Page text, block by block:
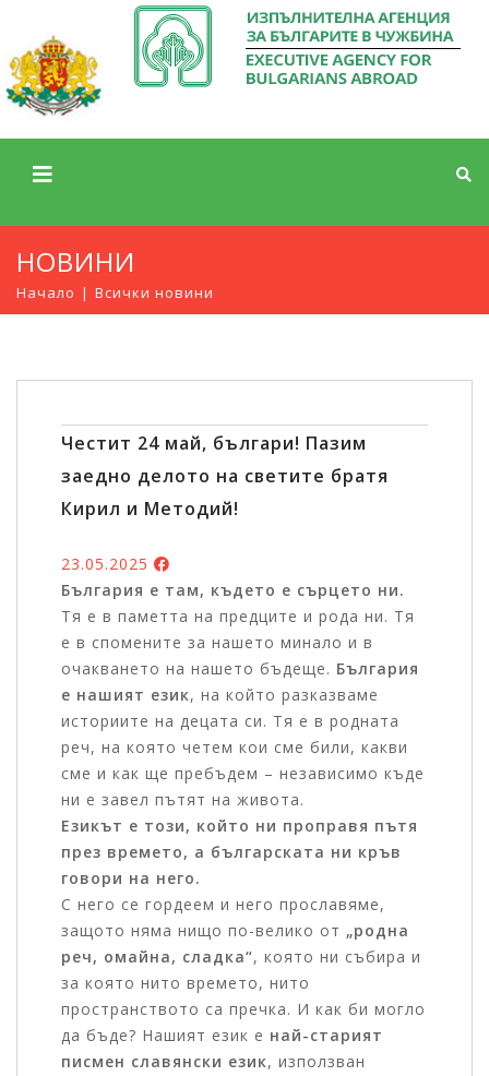
НОВИНИ
Начало Всички новини
Честит 24 май, българи! Пазим
заедно делото на светите братя
Кирил и Методий!
23.05.2025
България е там, където е сърцето ни.
Тя е в паметта на предците и рода ни. Тя
е в спомените за нашето минало и в
очакването на нашето бъдеще. България
е нашият език, на който разказваме
историите на децата си. Тя е в родната
реч, на която четем кои сме били, какви
сме и как ще пребъдем – независимо къде
ни е завел пътят на живота.
Езикът е този, който ни проправя пътя
през времето, а българската ни кръв
говори на него.
С него се гордеем и него прославяме,
защото няма нищо по-велико от „родна
реч, омайна, сладка“, която ни събира и
за която нито времето, нито
пространството са пречка. И как би могло
да бъде? Нашият език е най-старият
писмен славянски език, използван